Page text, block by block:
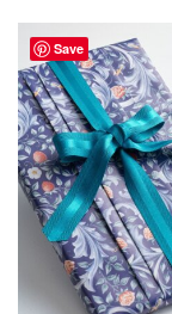
Save